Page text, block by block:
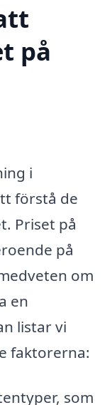
på
i
förstå de
Priset på
på
om
en
listar vi
faktorerna:
som